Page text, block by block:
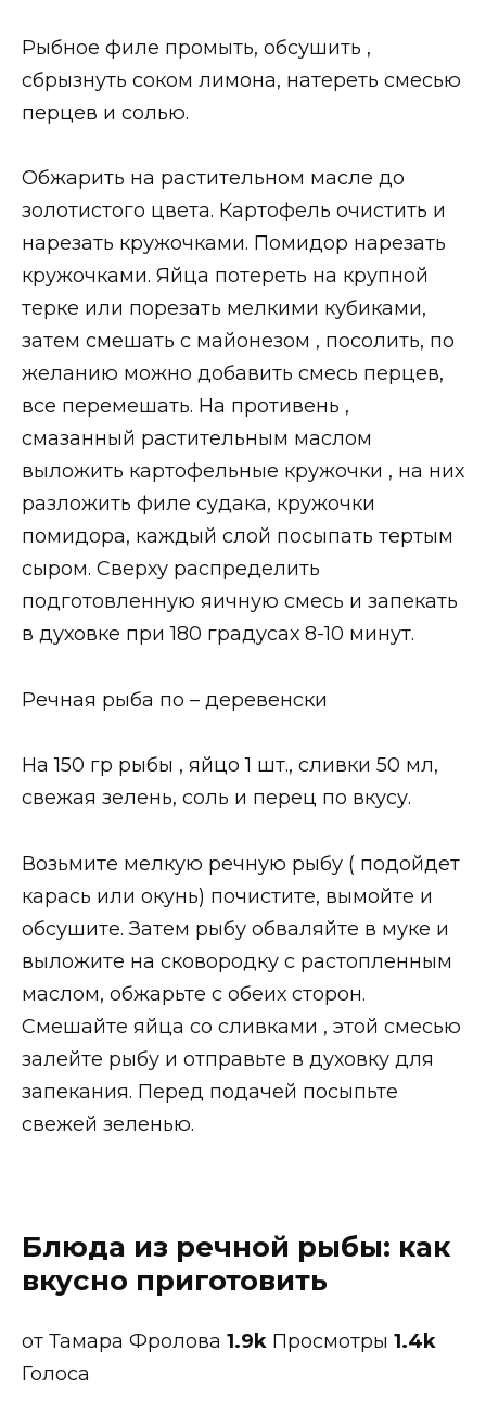
Рыбное филе промыть, обсушить ,
сбрызнуть соком лимона, натереть смесью
перцев и солью.
Обжарить на растительном масле до
золотистого цвета. Картофель очистить и
нарезать кружочками. Помидор нарезать
кружочками. Яйца потереть на крупной
терке или порезать мелкими кубиками,
затем смешать с майонезом , посолить, по
желанию можно добавить смесь перцев,
все перемешать. На противень ,
смазанный растительным маслом
выложить картофельные кружочки , на них
разложить филе судака, кружочки
помидора, каждый слой посыпать тертым
сыром. Сверху распределить
подготовленную яичную смесь и запекать
в духовке при 180 градусах 8-10 минут.
Речная рыба по – деревенски
На 150 гр рыбы , яйцо 1 шт., сливки 50 мл,
свежая зелень, соль и перец по вкусу.
Возьмите мелкую речную рыбу ( подойдет
карась или окунь) почистите, вымойте и
обсушите. Затем рыбу обваляйте в муке и
выложите на сковородку с растопленным
маслом, обжарьте с обеих сторон.
Смешайте яйца со сливками , этой смесью
залейте рыбу и отправьте в духовку для
запекания. Перед подачей посыпьте
свежей зеленью.
Блюда из речной рыбы: как
вкусно приготовить
от Тамара Фролова 1.9k Просмотры 1.4k
Голоса